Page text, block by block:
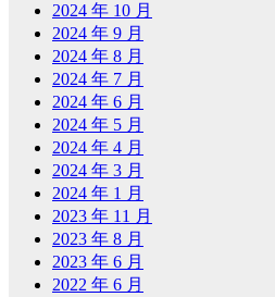
2024 年 10 月
2024 年 9 月
2024 年 8 月
2024 年 7 月
2024 年 6 月
2024 年 5 月
2024 年 4 月
2024 年 3 月
2024 年 1 月
2023 年 11 月
2023 年 8 月
2023 年 6 月
2022 年 6 月